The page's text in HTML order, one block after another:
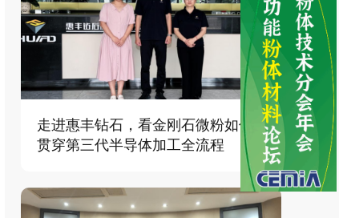
走进惠丰钻石，看金刚石微粉如何
贯穿第三代半导体加工全流程